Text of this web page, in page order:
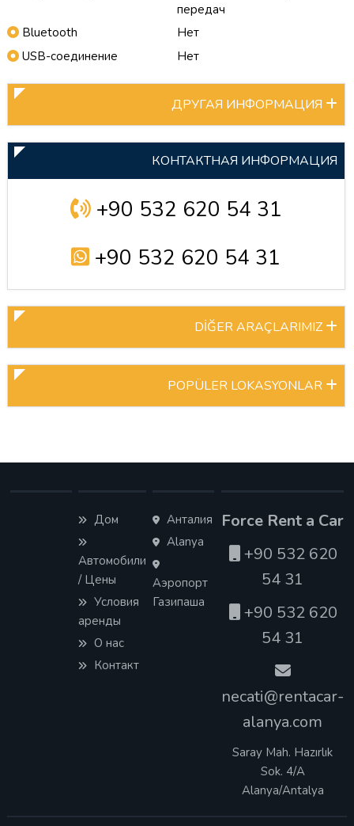
передач
Bluetooth
Нет
USB-соединение
Нет
ДРУГАЯ ИНФОРМАЦИЯ
КОНТАКТНАЯ ИНФОРМАЦИЯ
+90 532 620 54 31
+90 532 620 54 31
DİĞER ARAÇLARIMIZ
POPÜLER LOKASYONLAR
Дом
Автомобили
/ Цены
Условия
аренды
О нас
Контакт
Анталия
Alanya
Аэропорт
Газипаша
Force Rent a Car
+90 532 620
54 31
+90 532 620
54 31
necati@rentacar-
alanya.com
Saray Mah. Hazırlık
Sok. 4/A
Alanya/Antalya